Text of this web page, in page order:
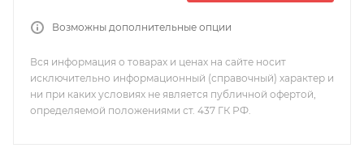
Возможны дополнительные опции
Вся информация о товарах и ценах на сайте носит
исключительно информационный (справочный) характер и
ни при каких условиях не является публичной офертой,
определяемой положениями ст. 437 ГК РФ.